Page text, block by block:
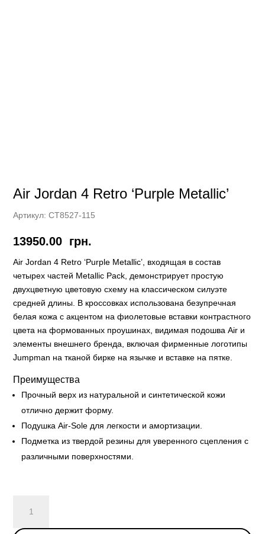
Air Jordan 4 Retro ‘Purple Metallic’
Артикул:CT8527-115
13950.00 грн.
Air Jordan 4 Retro ‘Purple Metallic’, входящая в состав
четырех частей Metallic Pack, демонстрирует простую
двухцветную цветовую схему на классическом силуэте
средней длины. В кроссовках использована безупречная
белая кожа с акцентом на фиолетовые вставки контрастного
цвета на формованных проушинах, видимая подошва Air и
элементы внешнего бренда, включая фирменные логотипы
Jumpman на тканой бирке на язычке и вставке на пятке.
Преимущества
Прочный верх из натуральной и синтетической кожи
отлично держит форму.
Подушка Air-Sole для легкости и амортизации.
Подметка из твердой резины для уверенного сцепления с
различными поверхностями.
Jordan
4